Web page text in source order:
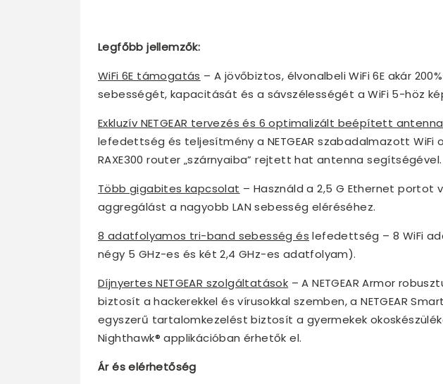
Legfőbb jellemzők:
WiFi 6E támogatás – A jövőbiztos, élvonalbeli WiFi 6E akár
sebességét, kapacitását és a sávszélességét a WiFi 5-höz
Exkluzív NETGEAR tervezés és 6 optimalizált beépített antenna
lefedettség és teljesítmény a NETGEAR szabadalmazott WiFi
RAXE300 router „szárnyaiba” rejtett hat antenna segítségével.
Több gigabites kapcsolat – Használd a 2,5 G Ethernet portot
aggregálást a nagyobb LAN sebesség eléréséhez.
8 adatfolyamos tri-band sebesség és lefedettség – 8 WiFi
négy 5 GHz-es és két 2,4 GHz-es adatfolyam).
Díjnyertes NETGEAR szolgáltatások – A NETGEAR Armor
biztosít a hackerekkel és vírusokkal szemben, a NETGEAR
egyszerű tartalomkezelést biztosít a gyermekek
Nighthawk® applikációban érhetők el.
Ár és elérhetőség